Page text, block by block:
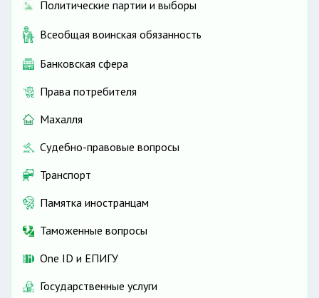
Политические партии и выборы
Всеобщая воинская обязанность
Банковская сфера
Права потребителя
Махалля
Судебно-правовые вопросы
Транспорт
Памятка иностранцам
Таможенные вопросы
One ID и ЕПИГУ
Государственные услуги